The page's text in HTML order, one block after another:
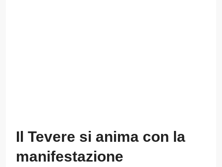
Il Tevere si anima con la
manifestazione